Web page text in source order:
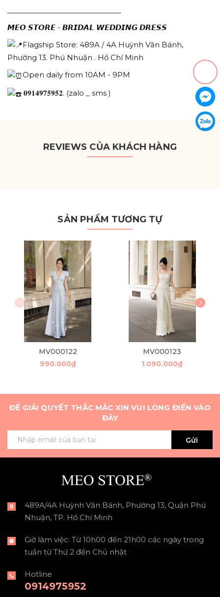
𝙈𝙀𝙊 𝙎𝙏𝙊𝙍𝙀 - 𝘽𝙍𝙄𝘿𝘼𝙇 𝙒𝙀𝘿𝘿𝙄𝙉𝙂 𝘿𝙍𝙀𝙎𝙎
Flagship Store: 489A / 4A Huỳnh Văn Bánh,
Phường 13. Phú Nhuận . Hồ Chí Minh
Open daily from 10AM - 9PM
𝟎𝟗𝟏𝟒𝟗𝟕𝟓𝟗𝟓𝟐. (zalo _ sms )
REVIEWS CỦA KHÁCH HÀNG
SẢN PHẨM TƯƠNG TỰ
MV000122
990.000₫
MV000123
1.090.000₫
ĐỂ GIẢI QUYẾT THẮC MẮC XIN VUI LÒNG ĐIỀN VÀO
ĐÂY
Gửi
489A/4A Huỳnh Văn Bánh, Phường 13, Quận Phú
Nhuận, TP. Hồ Chí Minh
Giờ làm việc: Từ 10h00 đến 21h00 các ngày trong
tuần từ Thứ 2 đến Chủ nhật
Hotline
0914975952